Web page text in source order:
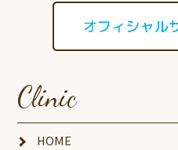
Clinic
HOME